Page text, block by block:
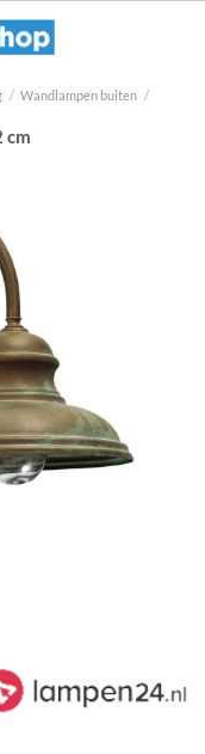
/ Wandlampen buiten /
cm